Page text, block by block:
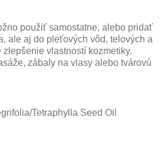
použiť samostatne, alebo pridať
ale aj do pleťových vôd, telových a
vlastností kozmetiky.
zábaly na vlasy alebo tvárovú
Tetraphylla Seed Oil